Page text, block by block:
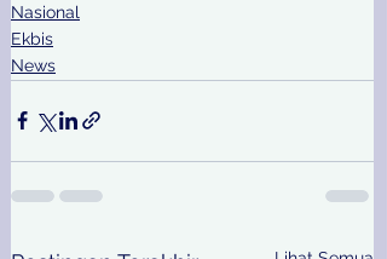
Nasional
Ekbis
News